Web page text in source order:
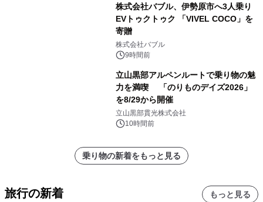
株式会社バブル、伊勢原市へ3人乗り
EVトゥクトゥク 「VIVEL COCO」を
寄贈
株式会社バブル
9時間前
立山黒部アルペンルートで乗り物の魅
力を満喫 「のりものデイズ2026」
を8/29から開催
立山黒部貫光株式会社
10時間前
乗り物の新着をもっと見る
旅行の新着 もっと見る